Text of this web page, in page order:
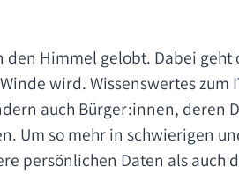
Himmel gelobt. Dabei geht
wird. Wissenswertes zum
auch Bürger:innen, deren
Um so mehr in schwierigen
persönlichen Daten als auch